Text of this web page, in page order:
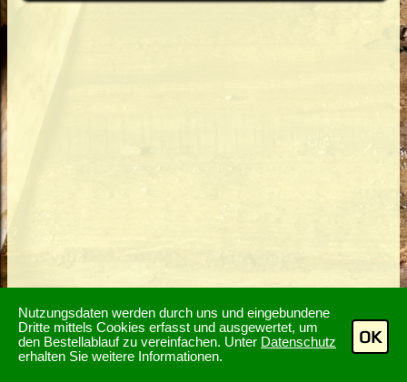
Nutzungsdaten werden durch uns und eingebundene
Dritte mittels Cookies erfasst und ausgewertet, um
den Bestellablauf zu vereinfachen. Unter Datenschutz
erhalten Sie weitere Informationen.
OK